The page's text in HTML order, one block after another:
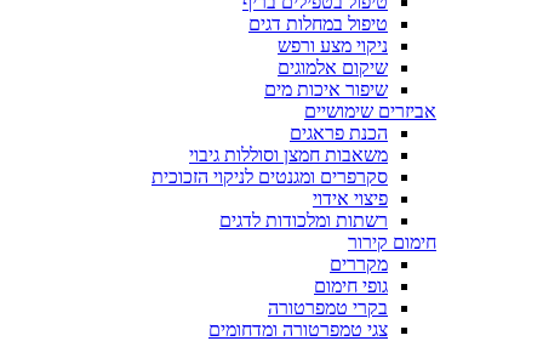
טיפול במחלות דגים
ניקוי מצע ורפש
שיקום אלמוגים
שיפור איכות מים
אביזרים שימושיים
הכנת פראגים
משאבות חמצן וסוללות גיבוי
סקרפרים ומגנטים לניקוי הזכוכית
פיצוי אידוי
רשתות ומלכודות לדגים
חימום קירור
מקררים
גופי חימום
בקרי טמפרטורה
צגי טמפרטורה ומדחומים